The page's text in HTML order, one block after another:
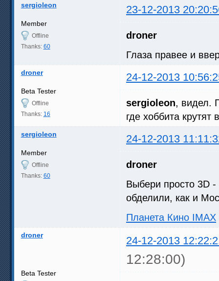
sergioleon 23-12-2013
Member
Offline
Thanks: 60
droner
Глаза правее и
droner 24-12-2013
Beta Tester
Offline
Thanks: 16
sergioleon, видел.
где хоббита
sergioleon 24-12-2013
Member
Offline
Thanks: 60
droner
Выбери просто 3D
обделили, как и
Планета Кино ІМАХ
droner 24-12-2013
12:28:00)
Beta Tester